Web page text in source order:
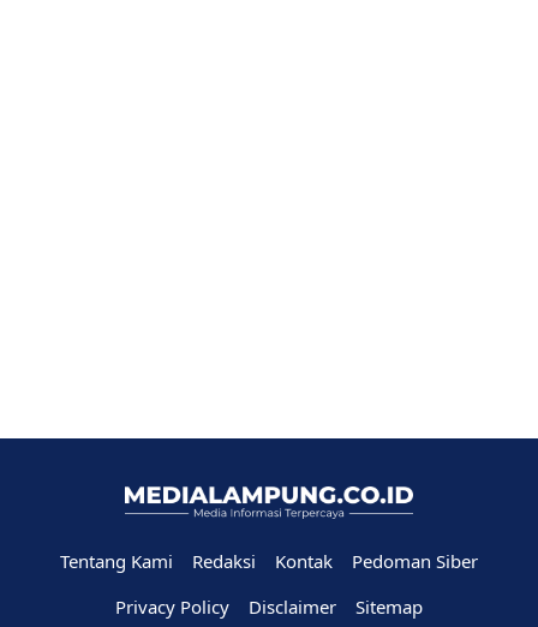
Tentang Kami Redaksi Kontak
Pedoman Siber
Privacy Policy
Disclaimer Sitemap